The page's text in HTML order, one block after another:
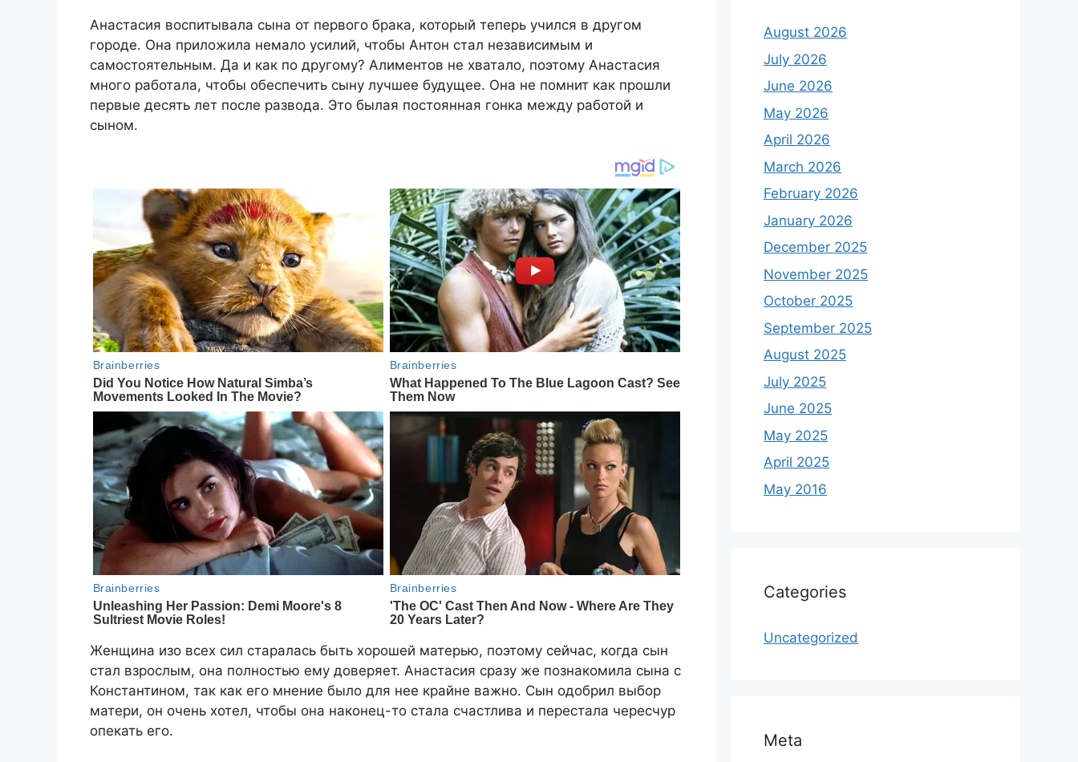
Анастасия воспитывала сына от первого брака, который теперь учился в другом
городе. Она приложила немало усилий, чтобы Антон стал независимым и
самостоятельным. Да и как по другому? Алиментов не хватало, поэтому Анастасия
много работала, чтобы обеспечить сыну лучшее будущее. Она не помнит как прошли
первые десять лет после развода. Это былая постоянная гонка между работой и
сыном.
Женщина изо всех сил старалась быть хорошей матерью, поэтому сейчас, когда сын
стал взрослым, она полностью ему доверяет. Анастасия сразу же познакомила сына с
Константином, так как его мнение было для нее крайне важно. Сын одобрил выбор
матери, он очень хотел, чтобы она наконец-то стала счастлива и перестала чересчур
опекать его.
August 2026
July 2026
June 2026
May 2026
April 2026
March 2026
February 2026
January 2026
December 2025
November 2025
October 2025
September 2025
August 2025
July 2025
June 2025
May 2025
April 2025
May 2016
Categories
Uncategorized
Meta